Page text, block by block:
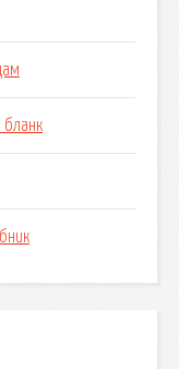
бланк